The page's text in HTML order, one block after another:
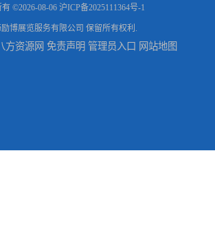
©2026-08-06 沪ICP备2025111364号-1
博展览服务有限公司 保留所有权利.
方资源网 免责声明 管理员入口 网站地图